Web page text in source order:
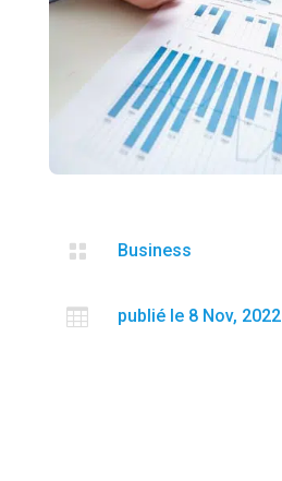
 Business
 publié le 8 Nov, 2022